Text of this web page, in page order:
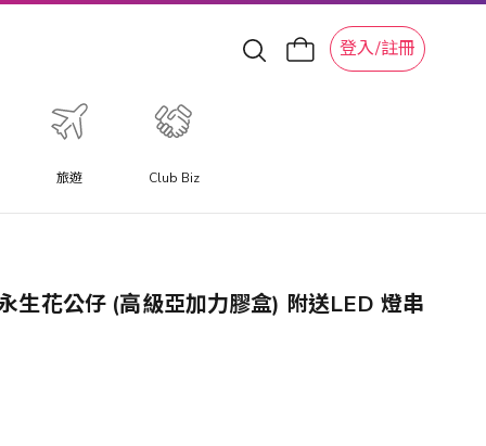
登入/註冊
旅遊 Club Biz
花公仔 (高級亞加力膠盒) 附送LED 燈串